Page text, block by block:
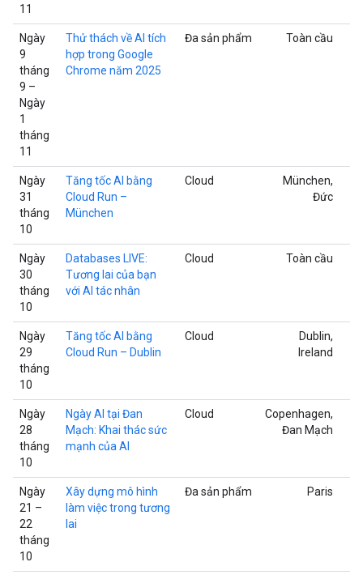
11
Ngày
9
tháng
9 –
Ngày
1
tháng
11
Thử thách về AI tích
hợp trong Google
Chrome năm 2025
Đa sản phẩm Toàn cầu
Ngày
31
tháng
10
Tăng tốc AI bằng
Cloud Run –
München
Cloud
München,
Đức
Ngày
30
tháng
10
Databases LIVE:
Tương lai của bạn
với AI tác nhân
Cloud Toàn cầu
Ngày
29
tháng
10
Tăng tốc AI bằng
Cloud Run – Dublin
Cloud
Dublin,
Ireland
Ngày
28
tháng
10
Ngày AI tại Đan
Mạch: Khai thác sức
mạnh của AI
Cloud
Copenhagen,
Đan Mạch
Ngày
21 –
22
tháng
10
Xây dựng mô hình
làm việc trong tương
lai
Đa sản phẩm Paris